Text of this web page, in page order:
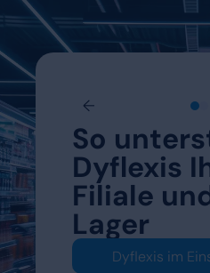
←
So
Dyflexis
Filiale
Lager
Dyflexis im